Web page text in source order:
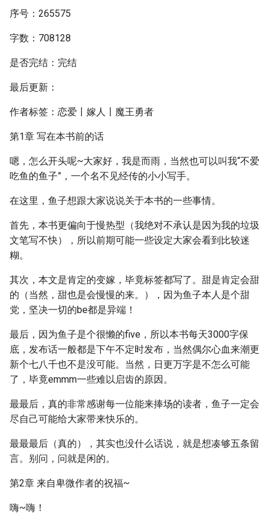
序号：265575
字数：708128
是否完结：完结
最后更新：
作者标签：恋爱丨嫁人丨魔王勇者
第1章 写在本书前的话
嗯，怎么开头呢~大家好，我是而雨，当然也可以叫我“不爱
吃鱼的鱼子”，一个名不见经传的小小写手。
在这里，鱼子想跟大家说说关于本书的一些事情。
首先，本书更偏向于慢热型（我绝对不承认是因为我的垃圾
文笔写不快），所以前期可能一些设定大家会看到比较迷
糊。
其次，本文是肯定的变嫁，毕竟标签都写了。甜是肯定会甜
的（当然，甜也是会慢慢的来。），因为鱼子本人是个甜
党，坚决一切的be都是异端！
最后，因为鱼子是个很懒的five，所以本书每天3000字保
底，发布话一般都是下午不定时发布，当然偶尔心血来潮更
新个七八千也不是没可能。当然，日更万字是不怎么可能
了，毕竟emmm一些难以启齿的原因。
最最后，真的非常感谢每一位能来捧场的读者，鱼子一定会
尽自己可能给大家带来快乐的。
最最最后（真的），其实也没什么话说，就是想凑够五条留
言。别问，问就是闲的。
第2章 来自卑微作者的祝福~
嗨~嗨！